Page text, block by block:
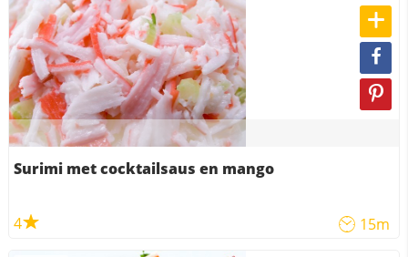
Surimi met cocktailsaus en mango
4 15m